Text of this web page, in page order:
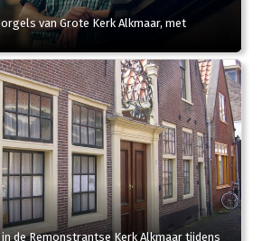
van Grote Kerk Alkmaar, met
de Remonstrantse Kerk Alkmaar tijdens